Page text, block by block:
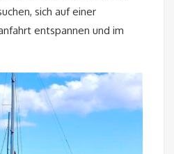
sich auf einer
entspannen und im